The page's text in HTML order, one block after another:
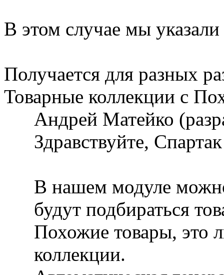
В этом случае мы
Получается для разных
Товарные коллекции с
Андрей Матейко
Здравствуйте,
В нашем модуле
будут подбираться
Похожие товары, это
коллекции.